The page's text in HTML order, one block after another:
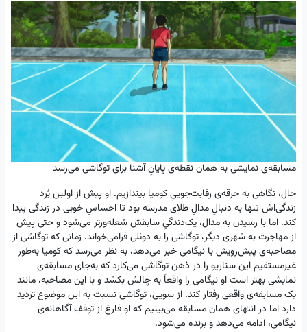
مسابقه‌ی نمایشی به همان نقطه‌ی پایانِ آشنا برای توگاشی می‌رسد
حال، نگاهی به جرقه‌ی رقابت‌جوییِ کومیا بیندازیم. او پیش از اولین بُرد
زندگی‌اش تنها به دنبالِ مدالِ طلای مدرسه بود تا احساسِ خوبی در زندگی پیدا
کند. اما با رسیدن به مدال، یک‌دندگیِ سابقش شعله‌ورتر می‌‌شود و حتی پیش
از مهاجرت به شهری دیگر، توگاشی را به دوئلی فرامی‌خواند. زمانی که توگاشی از
مصاحبه‌ی پیش‌رویش با نیگامی خبر می‌دهد، به نظر می‌رسد که کومیا به‌طور
غیرمستقیم این سناریو را در ذهن توگاشی می‌کارد که به‌جای مسابقه‌ی
نمایشی بهتر است او نیگامی را واقعاً به چالش بکشد و با این مصاحبه، مانند
یک مسابقه‌ی واقعی رفتار کند. از سویی، توگاشی نسبت به این موضوع تردید
دارد اما در انتهای همان مسابقه می‌بینیم که او فارغ از توقفِ آگاهانه‌ی
نیگامی، ادامه می‌دهد و برنده می‌شود.